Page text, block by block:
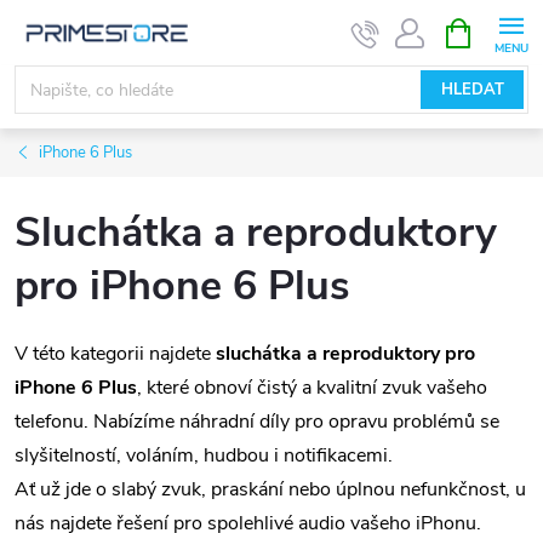
obsah
HLEDAT
NÁKUPNÍ
KOŠÍK
iPhone 6 Plus
Sluchátka a reproduktory
pro iPhone 6 Plus
V této kategorii najdetesluchátka a reproduktory pro
iPhone 6 Plus, které obnoví čistý a kvalitní zvuk vašeho
telefonu. Nabízíme náhradní díly pro opravu problémů se
slyšitelností, voláním, hudbou i notifikacemi.
Ať už jde o slabý zvuk, praskání nebo úplnou nefunkčnost, u
nás najdete řešení pro spolehlivé audio vašeho iPhonu.